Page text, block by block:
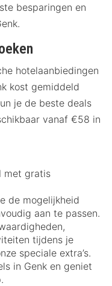
besparingen en
hotelaanbiedingen
kost gemiddeld
je de beste deals
vanaf €58 in
met gratis
de mogelijkheid
aan te passen.
tijdens je
speciale extra’s.
in Genk en geniet